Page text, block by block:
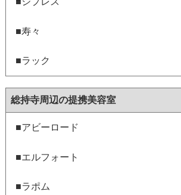
■寿々
■ラック
総持寺周辺の提携美容室
■アビーロード
■エルフォート
■ラポム